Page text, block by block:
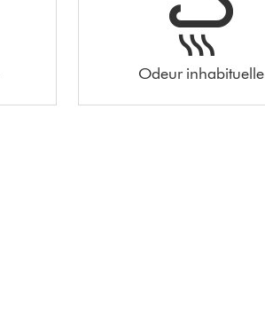
Odeur inhabituelle